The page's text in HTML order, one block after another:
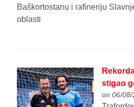
Baškortostanu i rafineriju
oblasti
stigao
on 06/